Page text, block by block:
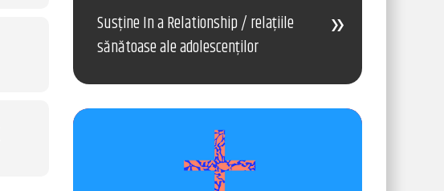
Susține In a Relationship / relațiile
sănătoase ale adolescenților